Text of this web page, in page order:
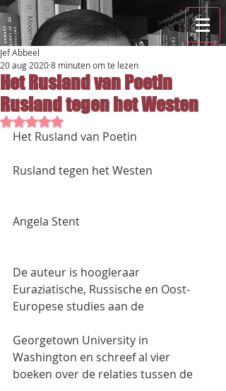
Het Rusland van Poetin
Rusland tegen het Westen
Jef Abbeel
20 aug 20208 minuten om te lezen
Beoordeeld met NaN uit 5 sterren.
Het Rusland van Poetin
Rusland tegen het Westen
Angela Stent
De auteur is hoogleraar
Euraziatische, Russische en Oost-
Europese studies aan de
Georgetown University in
Washington en schreef al vier
boeken over de relaties tussen de